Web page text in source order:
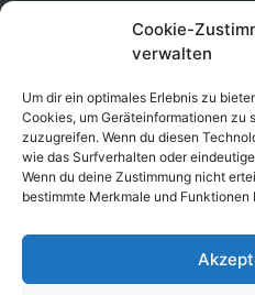
Cookie-
verwalten
Um dir ein optimales Erlebnis zu
Cookies, um Geräteinformationen zu
zuzugreifen. Wenn du diesen
wie das Surfverhalten oder
Wenn du deine Zustimmung nicht
bestimmte Merkmale und
Denninger Straße
81927 München